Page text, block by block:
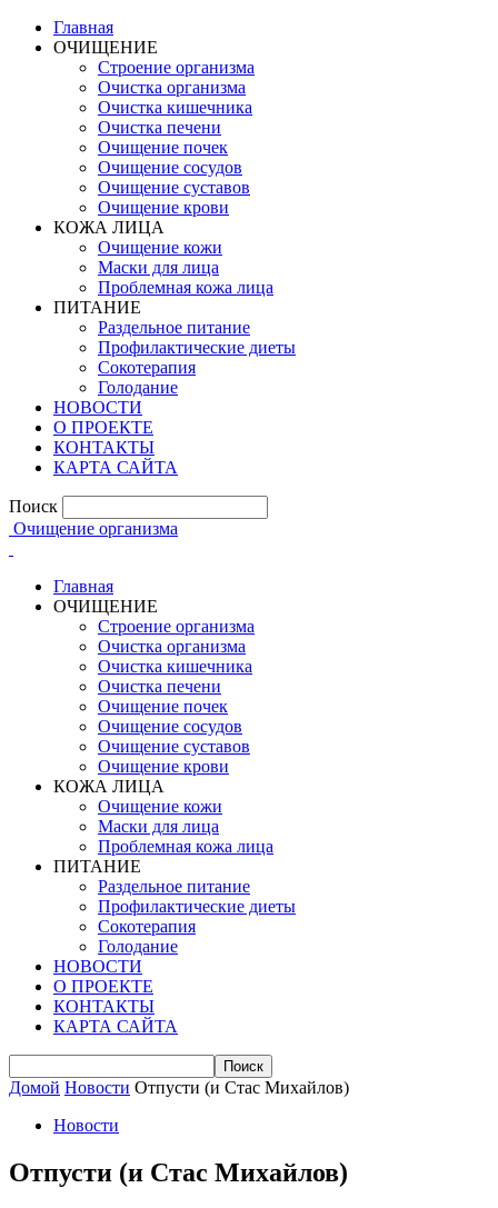
Главная
ОЧИЩЕНИЕ
Строение организма
Очистка организма
Очистка кишечника
Очистка печени
Очищение почек
Очищение сосудов
Очищение суставов
Очищение крови
КОЖА ЛИЦА
Очищение кожи
Маски для лица
Проблемная кожа лица
ПИТАНИЕ
Раздельное питание
Профилактические диеты
Сокотерапия
Голодание
НОВОСТИ
О ПРОЕКТЕ
КОНТАКТЫ
КАРТА САЙТА
Поиск
Очищение организма
Главная
ОЧИЩЕНИЕ
Строение организма
Очистка организма
Очистка кишечника
Очистка печени
Очищение почек
Очищение сосудов
Очищение суставов
Очищение крови
КОЖА ЛИЦА
Очищение кожи
Маски для лица
Проблемная кожа лица
ПИТАНИЕ
Раздельное питание
Профилактические диеты
Сокотерапия
Голодание
НОВОСТИ
О ПРОЕКТЕ
КОНТАКТЫ
КАРТА САЙТА
Домой Новости Отпусти (и Стас Михайлов)
Новости
Отпусти (и Стас Михайлов)